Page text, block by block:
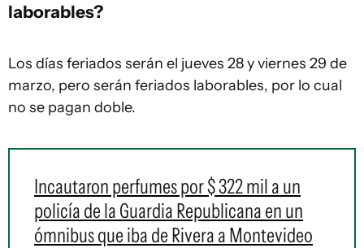
laborables?
Los días feriados serán el jueves 28 y viernes 29 de
marzo, pero serán feriados laborables, por lo cual
no se pagan doble.
Incautaron perfumes por $ 322 mil a un
policía de la Guardia Republicana en un
ómnibus que iba de Rivera a Montevideo